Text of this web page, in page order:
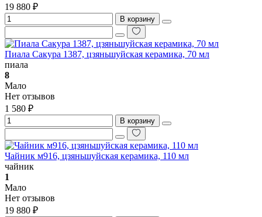
19 880 ₽
В корзину
Пиала Сакура 1387, цзяньшуйская керамика, 70 мл
пиала
8
Мало
Нет отзывов
1 580 ₽
В корзину
Чайник м916, цзяньшуйская керамика, 110 мл
чайник
1
Мало
Нет отзывов
19 880 ₽